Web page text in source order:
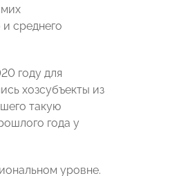
среднего
году для
хозсубъекты из
такую
года у
уровне.